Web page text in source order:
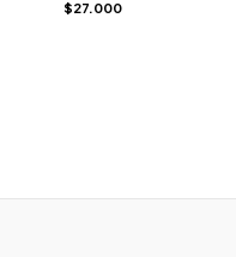
$27.000